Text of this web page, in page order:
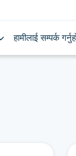
हामीलाई सम्पर्क